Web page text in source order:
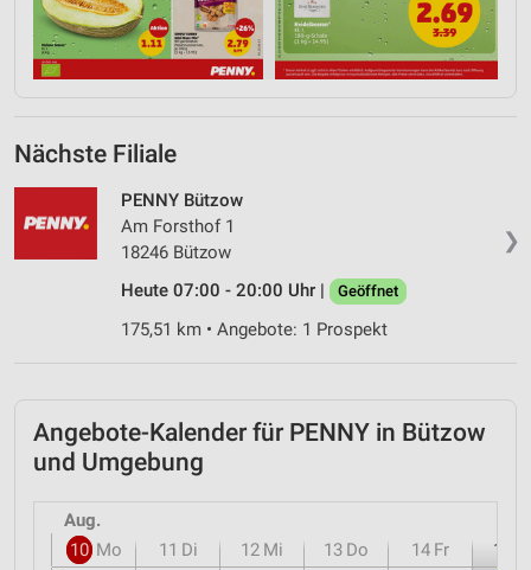
Nächste Filiale
❯
PENNY Bützow
Am Forsthof 1
18246 Bützow
Heute 07:00 - 20:00 Uhr |
Geöffnet
175,51 km • Angebote: 1 Prospekt
Angebote-Kalender für PENNY in Bützow
und Umgebung
Aug.
10 Mo 11 Di 12 Mi 13 Do 14 Fr 15